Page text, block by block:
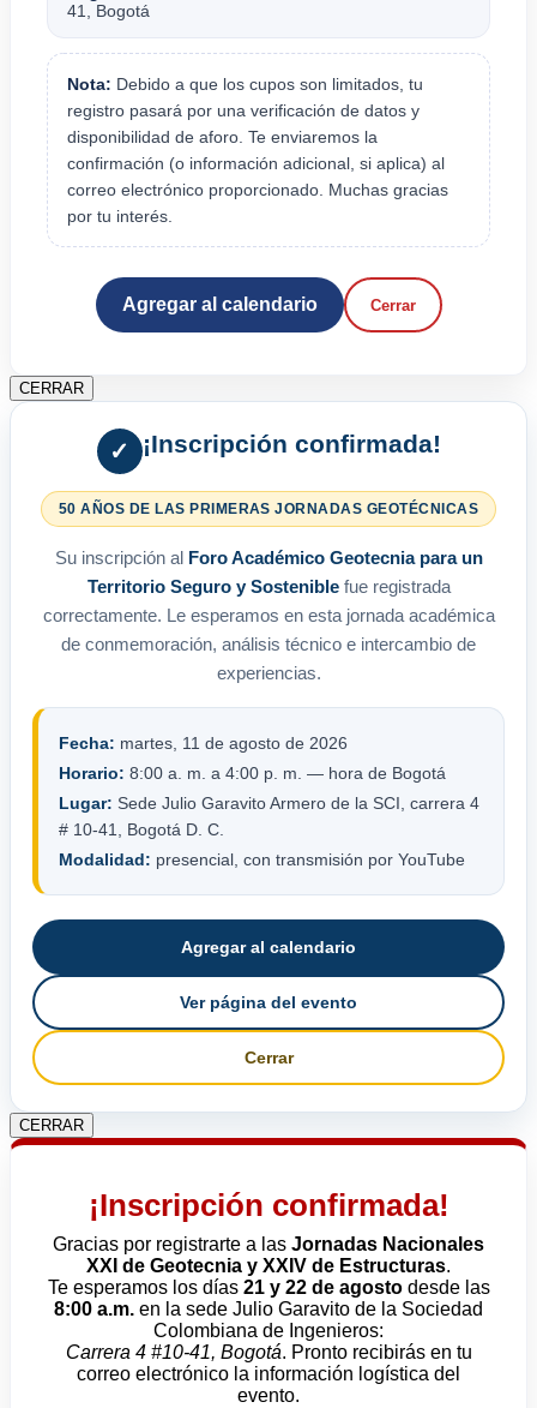
41, Bogotá
Nota: Debido a que los cupos son limitados, tu
registro pasará por una verificación de datos y
disponibilidad de aforo. Te enviaremos la
confirmación (o información adicional, si aplica) al
correo electrónico proporcionado. Muchas gracias
por tu interés.
Agregar al calendario Cerrar
CERRAR
✓ ¡Inscripción confirmada!
50 AÑOS DE LAS PRIMERAS JORNADAS GEOTÉCNICAS
Su inscripción al Foro Académico Geotecnia para un
Territorio Seguro y Sosteniblefue registrada
correctamente. Le esperamos en esta jornada académica
de conmemoración, análisis técnico e intercambio de
experiencias.
Fecha: martes, 11 de agosto de 2026
Horario: 8:00 a. m. a 4:00 p. m. — hora de Bogotá
Lugar: Sede Julio Garavito Armero de la SCI, carrera 4
# 10-41, Bogotá D. C.
Modalidad: presencial, con transmisión por YouTube
Agregar al calendario
Ver página del evento
Cerrar
CERRAR
¡Inscripción confirmada!
Gracias por registrarte a las Jornadas Nacionales
XXI de Geotecnia y XXIV de Estructuras.
Te esperamos los días 21 y 22 de agostodesde las
8:00 a.m. en la sede Julio Garavito de la Sociedad
Colombiana de Ingenieros:
Carrera 4 #10-41, Bogotá. Pronto recibirás en tu
correo electrónico la información logística del
evento.